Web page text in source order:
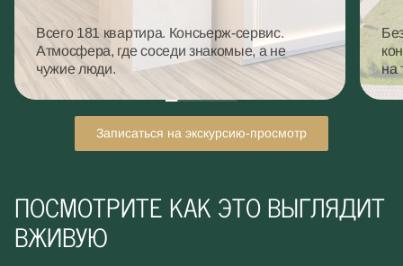
Всего 181 квартира. Консьерж-сервис.
Атмосфера, где соседи знакомые, а не
чужие люди.
на
Записаться на экскурсию-просмотр
ПОСМОТРИТЕ КАК ЭТО ВЫГЛЯДИТ
ВЖИВУЮ